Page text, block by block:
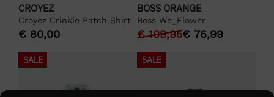
CROYEZ
Croyez Crinkle Patch Shirt
€ 80,00
BOSS ORANGE
Boss We_Flower
€109,95€ 76,99
SALE SALE